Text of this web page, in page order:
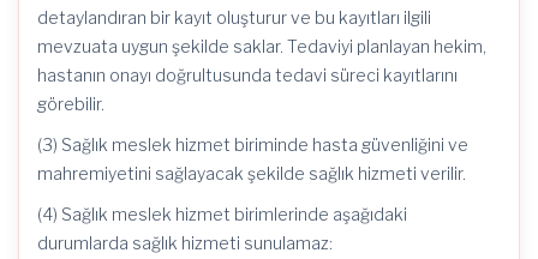
detaylandıran bir kayıt oluşturur ve bu kayıtları ilgili
mevzuata uygun şekilde saklar. Tedaviyi planlayan hekim,
hastanın onayı doğrultusunda tedavi süreci kayıtlarını
görebilir.
(3) Sağlık meslek hizmet biriminde hasta güvenliğini ve
mahremiyetini sağlayacak şekilde sağlık hizmeti verilir.
(4) Sağlık meslek hizmet birimlerinde aşağıdaki
durumlarda sağlık hizmeti sunulamaz: